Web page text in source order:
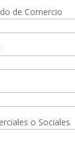
de Comercio
o Sociales